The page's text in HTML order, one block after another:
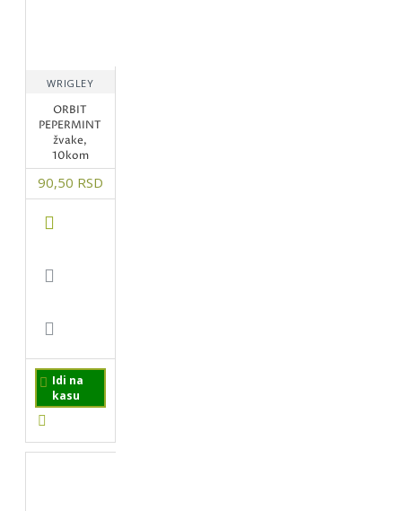
WRIGLEY
ORBIT
PEPERMINT
žvake,
10kom
90,50 RSD
Idi na
kasu